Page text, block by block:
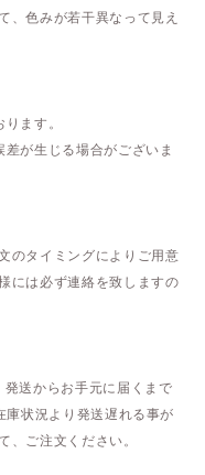
、色みが若干異なって見え
ます。
が生じる場合がございま
のタイミングによりご用意
には必ず連絡を致しますの
発送からお手元に届くまで
状況より発送遅れる事が
、ご注文ください。